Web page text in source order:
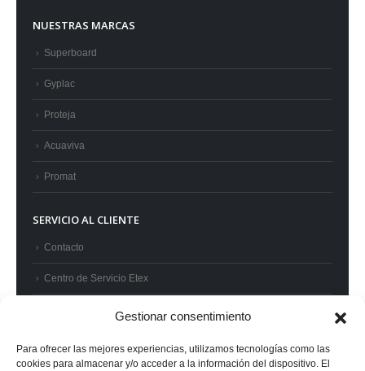
Gestionar consentimiento
Para ofrecer las mejores experiencias, utilizamos tecnologías como las
cookies para almacenar y/o acceder a la información del dispositivo. El
NUESTRAS MARCAS
Superboard
Gyplac
Proteja
Acuaviva
Promat
SERVICIO AL CLIENTE
Contacto
Centro de Servicio Etex